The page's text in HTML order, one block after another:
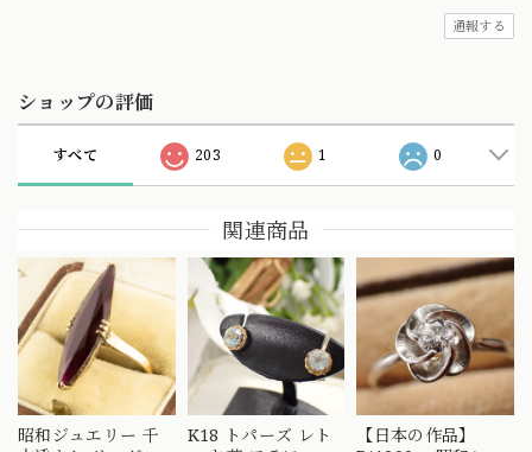
通報する
ショップの評価
すべて 203 1 0
関連商品
昭和ジュエリー 千
K18 トパーズ レト
【日本の作品】